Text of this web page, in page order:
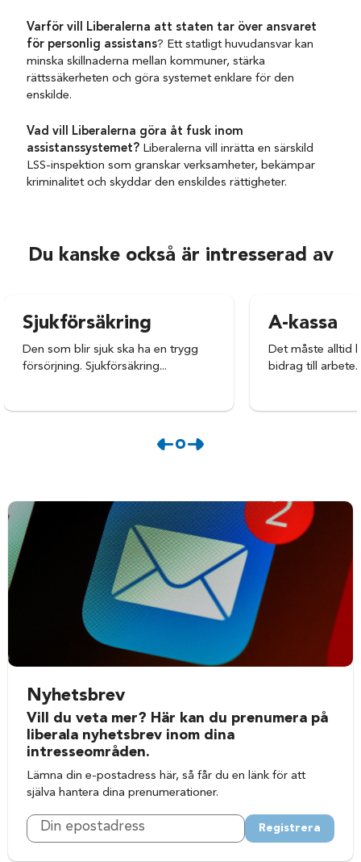
Varför vill Liberalerna att staten tar över ansvaret
för personlig assistans? Ett statligt huvudansvar kan
minska skillnaderna mellan kommuner, stärka
rättssäkerheten och göra systemet enklare för den
enskilde.
Vad vill Liberalerna göra åt fusk inom
assistanssystemet? Liberalerna vill inrätta en särskild
LSS-inspektion som granskar verksamheter, bekämpar
kriminalitet och skyddar den enskildes rättigheter.
Du kanske också är intresserad av
Sjukförsäkring
Den som blir sjuk ska ha en trygg
försörjning. Sjukförsäkring...
A-kassa
Det måste alltid
bidrag till arbete.
Nyhetsbrev
Vill du veta mer? Här kan du prenumera på
liberala nyhetsbrev inom dina
intresseområden.
Lämna din e-postadress här, så får du en länk för att
själva hantera dina prenumerationer.
Registrera